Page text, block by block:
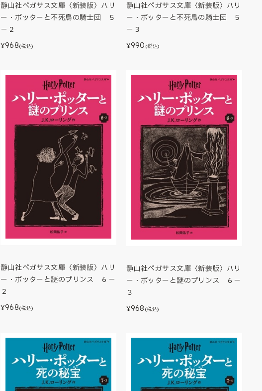
静山社ペガサス文庫〈新装版〉ハリ
ー・ポッターと不死鳥の騎士団 ５
－２
¥968(税込)
静山社ペガサス文庫〈新装版〉ハリ
ー・ポッターと不死鳥の騎士団 ５
－３
¥990 (税込)
静山社ペガサス文庫〈新装版〉ハリ
ー・ポッターと謎のプリンス ６－
２
¥968(税込)
静山社ペガサス文庫〈新装版〉ハリ
ー・ポッターと謎のプリンス ６－
３
¥968 (税込)